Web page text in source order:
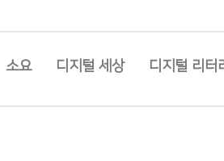
소요 디지털 세상 디지털 리터